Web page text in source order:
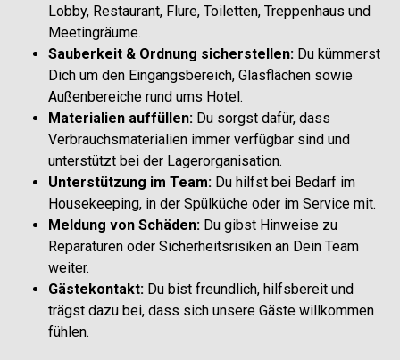
Lobby, Restaurant, Flure, Toiletten, Treppenhaus und
Meetingräume.
Sauberkeit & Ordnung sicherstellen:Du kümmerst
Dich um den Eingangsbereich, Glasflächen sowie
Außenbereiche rund ums Hotel.
Materialien auffüllen:Du sorgst dafür, dass
Verbrauchsmaterialien immer verfügbar sind und
unterstützt bei der Lagerorganisation.
Unterstützung im Team:Du hilfst bei Bedarf im
Housekeeping, in der Spülküche oder im Service mit.
Meldung von Schäden:Du gibst Hinweise zu
Reparaturen oder Sicherheitsrisiken an Dein Team
weiter.
Gästekontakt:Du bist freundlich, hilfsbereit und
trägst dazu bei, dass sich unsere Gäste willkommen
fühlen.